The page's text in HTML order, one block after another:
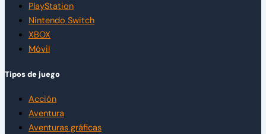
PlayStation
Nintendo Switch
XBOX
Móvil
Tipos de juego
Acción
Aventura
Aventuras gráficas